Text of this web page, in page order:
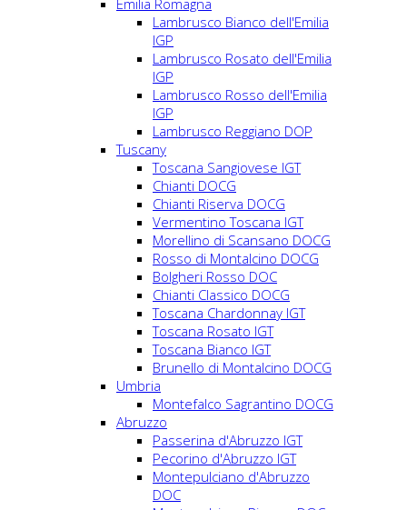
Emilia Romagna
Lambrusco Bianco dell'Emilia
IGP
Lambrusco Rosato dell'Emilia
IGP
Lambrusco Rosso dell'Emilia
IGP
Lambrusco Reggiano DOP
Tuscany
Toscana Sangiovese IGT
Chianti DOCG
Chianti Riserva DOCG
Vermentino Toscana IGT
Morellino di Scansano DOCG
Rosso di Montalcino DOCG
Bolgheri Rosso DOC
Chianti Classico DOCG
Toscana Chardonnay IGT
Toscana Rosato IGT
Toscana Bianco IGT
Brunello di Montalcino DOCG
Umbria
Montefalco Sagrantino DOCG
Abruzzo
Passerina d'Abruzzo IGT
Pecorino d'Abruzzo IGT
Montepulciano d'Abruzzo
DOC